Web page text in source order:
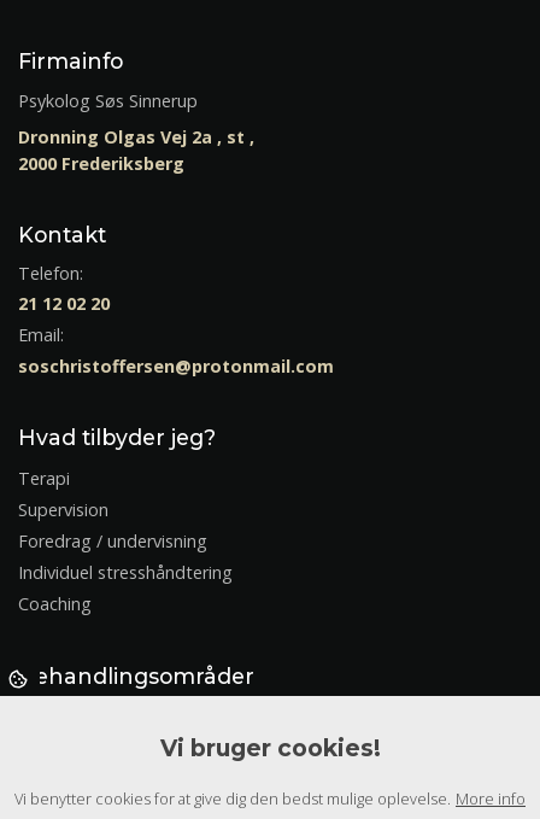
Firmainfo
Psykolog Søs Sinnerup
Dronning Olgas Vej 2a , st ,
2000 Frederiksberg
Kontakt
Telefon:
21 12 02 20
Email:
soschristoffersen@protonmail.com
Hvad tilbyder jeg?
Terapi
Supervision
Foredrag / undervisning
Individuel stresshåndtering
Coaching
Behandlingsområder
Traumer og chok
Vi bruger cookies!
Vi benytter cookies for at give dig den bedst mulige oplevelse. More info